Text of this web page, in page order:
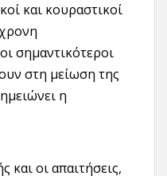
και κουραστικοί
σημαντικότεροι
στη μείωση της
η
οι απαιτήσεις,